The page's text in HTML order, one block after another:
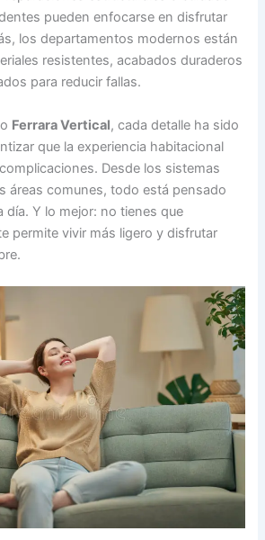
pueden enfocarse en disfrutar
los departamentos modernos están
resistentes, acabados duraderos
para reducir fallas.
Ferrara Vertical, cada detalle ha sido
que la experiencia habitacional
Desde los sistemas
áreas comunes, todo está pensado
día. Y lo mejor: no tienes que
permite vivir más ligero y disfrutar